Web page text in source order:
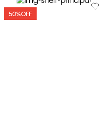
50%OFF